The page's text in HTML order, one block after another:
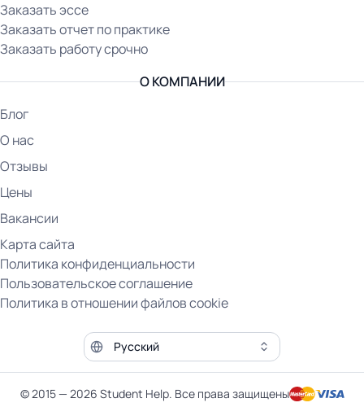
Заказать эссе
Заказать отчет по практике
Заказать работу срочно
О КОМПАНИИ
Блог
О нас
Отзывы
Цены
Вакансии
Карта сайта
Политика конфиденциальности
Пользовательское соглашение
Политика в отношении файлов cookie
Язык сайта
© 2015 — 2026 Student Help. Все права защищены